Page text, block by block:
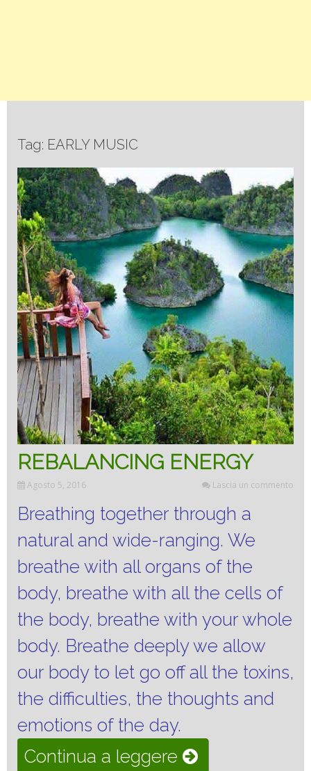
Tag: EARLY MUSIC
REBALANCING ENERGY
Agosto 5, 2016 Lascia un commento
Breathing together through a
natural and wide-ranging. We
breathe with all organs of the
body, breathe with all the cells of
the body, breathe with your whole
body. Breathe deeply we allow
our body to let go off all the toxins,
the difficulties, the thoughts and
emotions of the day.
Continua a leggere